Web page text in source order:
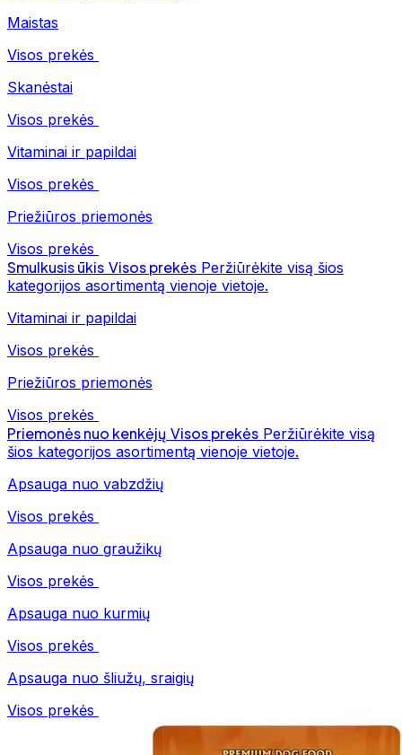
Maistas
Visos prekės
Skanėstai
Visos prekės
Vitaminai ir papildai
Visos prekės
Priežiūros priemonės
Visos prekės
Smulkusis ūkis Visos prekės Peržiūrėkite visą šios
kategorijos asortimentą vienoje vietoje.
Vitaminai ir papildai
Visos prekės
Priežiūros priemonės
Visos prekės
Priemonės nuo kenkėjų Visos prekės Peržiūrėkite visą
šios kategorijos asortimentą vienoje vietoje.
Apsauga nuo vabzdžių
Visos prekės
Apsauga nuo graužikų
Visos prekės
Apsauga nuo kurmių
Visos prekės
Apsauga nuo šliužų, sraigių
Visos prekės